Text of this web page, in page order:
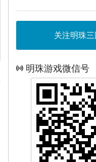
关注明珠
明珠游戏微信号